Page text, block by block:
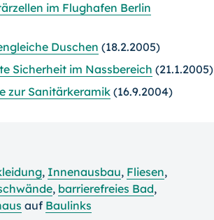
im Flughafen Berlin
Duschen (18.2.2005)
Sicherheit im Nassbereich (21.1.2005)
zur Sanitärkeramik (16.9.2004)
, Innenausbau, Fliesen,
, barrierefreies Bad,
auf Baulinks